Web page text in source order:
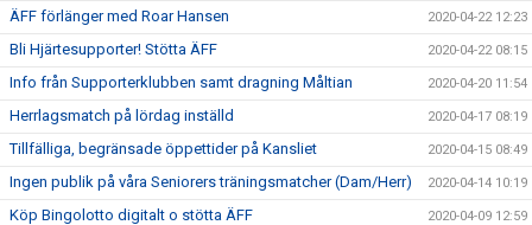
ÄFF förlänger med Roar Hansen 2020-04-22 12:23
Bli Hjärtesupporter! Stötta ÄFF 2020-04-22 08:15
Info från Supporterklubben samt dragning Måltian 2020-04-20 11:54
Herrlagsmatch på lördag inställd 2020-04-17 08:19
Tillfälliga, begränsade öppettider på Kansliet 2020-04-15 08:49
Ingen publik på våra Seniorers träningsmatcher (Dam/Herr) 2020-04-14 10:19
Köp Bingolotto digitalt o stötta ÄFF 2020-04-09 12:59